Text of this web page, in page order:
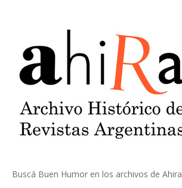
Buscá Buen Humor en los archivos de Ahira